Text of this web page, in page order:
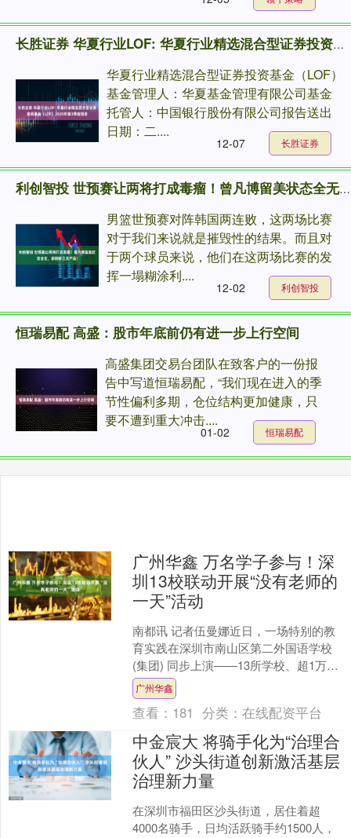
长胜证券 华夏行业LOF: 华夏行业精选混合型证券投资基金（LOF）2025年第3季度报告
华夏行业精选混合型证券投资基金（LOF）
基金管理人：华夏基金管理有限公司基金
托管人：中国银行股份有限公司报告送出
日期：二....
长胜证券
12-07
利创智投 世预赛让两将打成毒瘤！曾凡博留美状态全无，胡明轩三无产品！
男篮世预赛对阵韩国两连败，这两场比赛
对于我们来说就是摧毁性的结果。而且对
于两个球员来说，他们在这两场比赛的发
挥一塌糊涂利....
利创智投
12-02
恒瑞易配 高盛：股市年底前仍有进一步上行空间
高盛集团交易台团队在致客户的一份报
告中写道恒瑞易配，“我们现在进入的季
节性偏利多期，仓位结构更加健康，只
要不遭到重大冲击....
恒瑞易配
01-02
广州华鑫 万名学子参与！深
圳13校联动开展“没有老师的
一天”活动
南都讯 记者伍曼娜近日，一场特别的教
育实践在深圳市南山区第二外国语学校
(集团) 同步上演——13所学校、超1万名
学生共同参与“没有老师的一天”主题活
动，把校园的....
广州华鑫
查看： 181 分类：在线配资平台
中金宸大 将骑手化为“治理合
伙人” 沙头街道创新激活基层
治理新力量
在深圳市福田区沙头街道，居住着超
4000名骑手，日均活跃骑手约1500人，